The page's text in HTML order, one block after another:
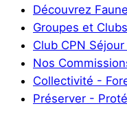
Découvrez
Groupes et Clubs
Club CPN
Nos
Collectivité -
Préserver -